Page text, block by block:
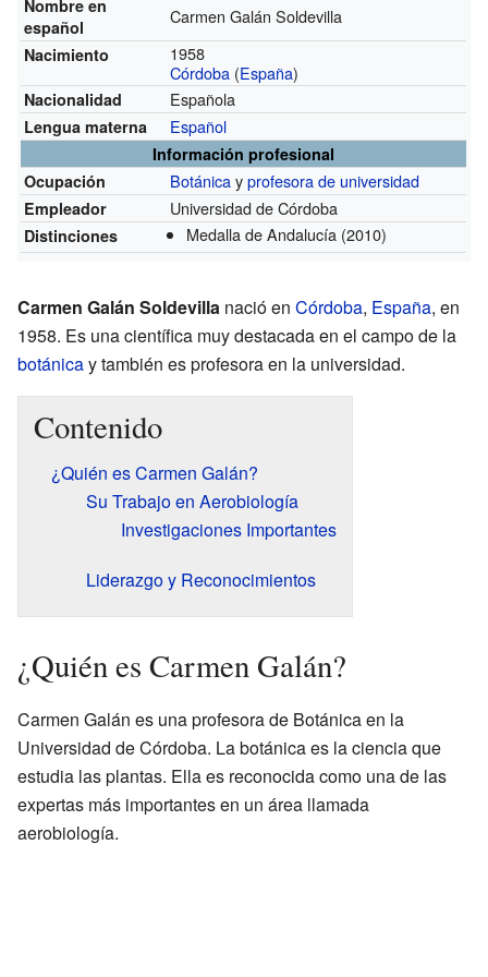
Nombre en
español
Carmen Galán Soldevilla
Nacimiento
1958
Córdoba (España)
Nacionalidad Española
Lengua materna Español
Información profesional
Ocupación
Botánicayprofesora de universidad
Empleador Universidad de Córdoba
Distinciones Medalla de Andalucía (2010)
Carmen Galán Soldevilla nació en Córdoba, España, en
1958. Es una científica muy destacada en el campo de la
botánicay también es profesora en la universidad.
Contenido
¿Quién es Carmen Galán?
Su Trabajo en Aerobiología
Investigaciones Importantes
Liderazgo y Reconocimientos
¿Quién es Carmen Galán?
Carmen Galán es una profesora de Botánica en la
Universidad de Córdoba. La botánica es la ciencia que
estudia las plantas. Ella es reconocida como una de las
expertas más importantes en un área llamada
aerobiología.